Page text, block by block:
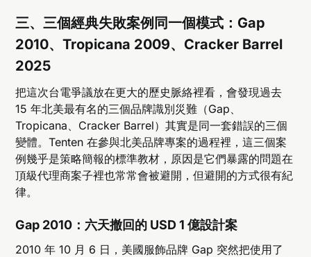
三、三個經典失敗案例同一個模式：Gap
2010、Tropicana 2009、Cracker Barrel
2025
把這次台電爭議放在更大的歷史脈絡裡看，會發現過去
15 年北美最有名的三個品牌識別災難（Gap、
Tropicana、Cracker Barrel）其實是同一套錯誤的三個
變體。Tenten 在參與北美品牌專案的過程裡，這三個案
例幾乎是策略簡報的標準教材，原因是它們暴露的問題在
頂級代理商案子裡也常常會被避開，但避開的方式很有紀
律。
Gap 2010：六天撤回的 USD 1 億設計案
2010 年 10 月 6 日，美國服飾品牌 Gap 突然把使用了